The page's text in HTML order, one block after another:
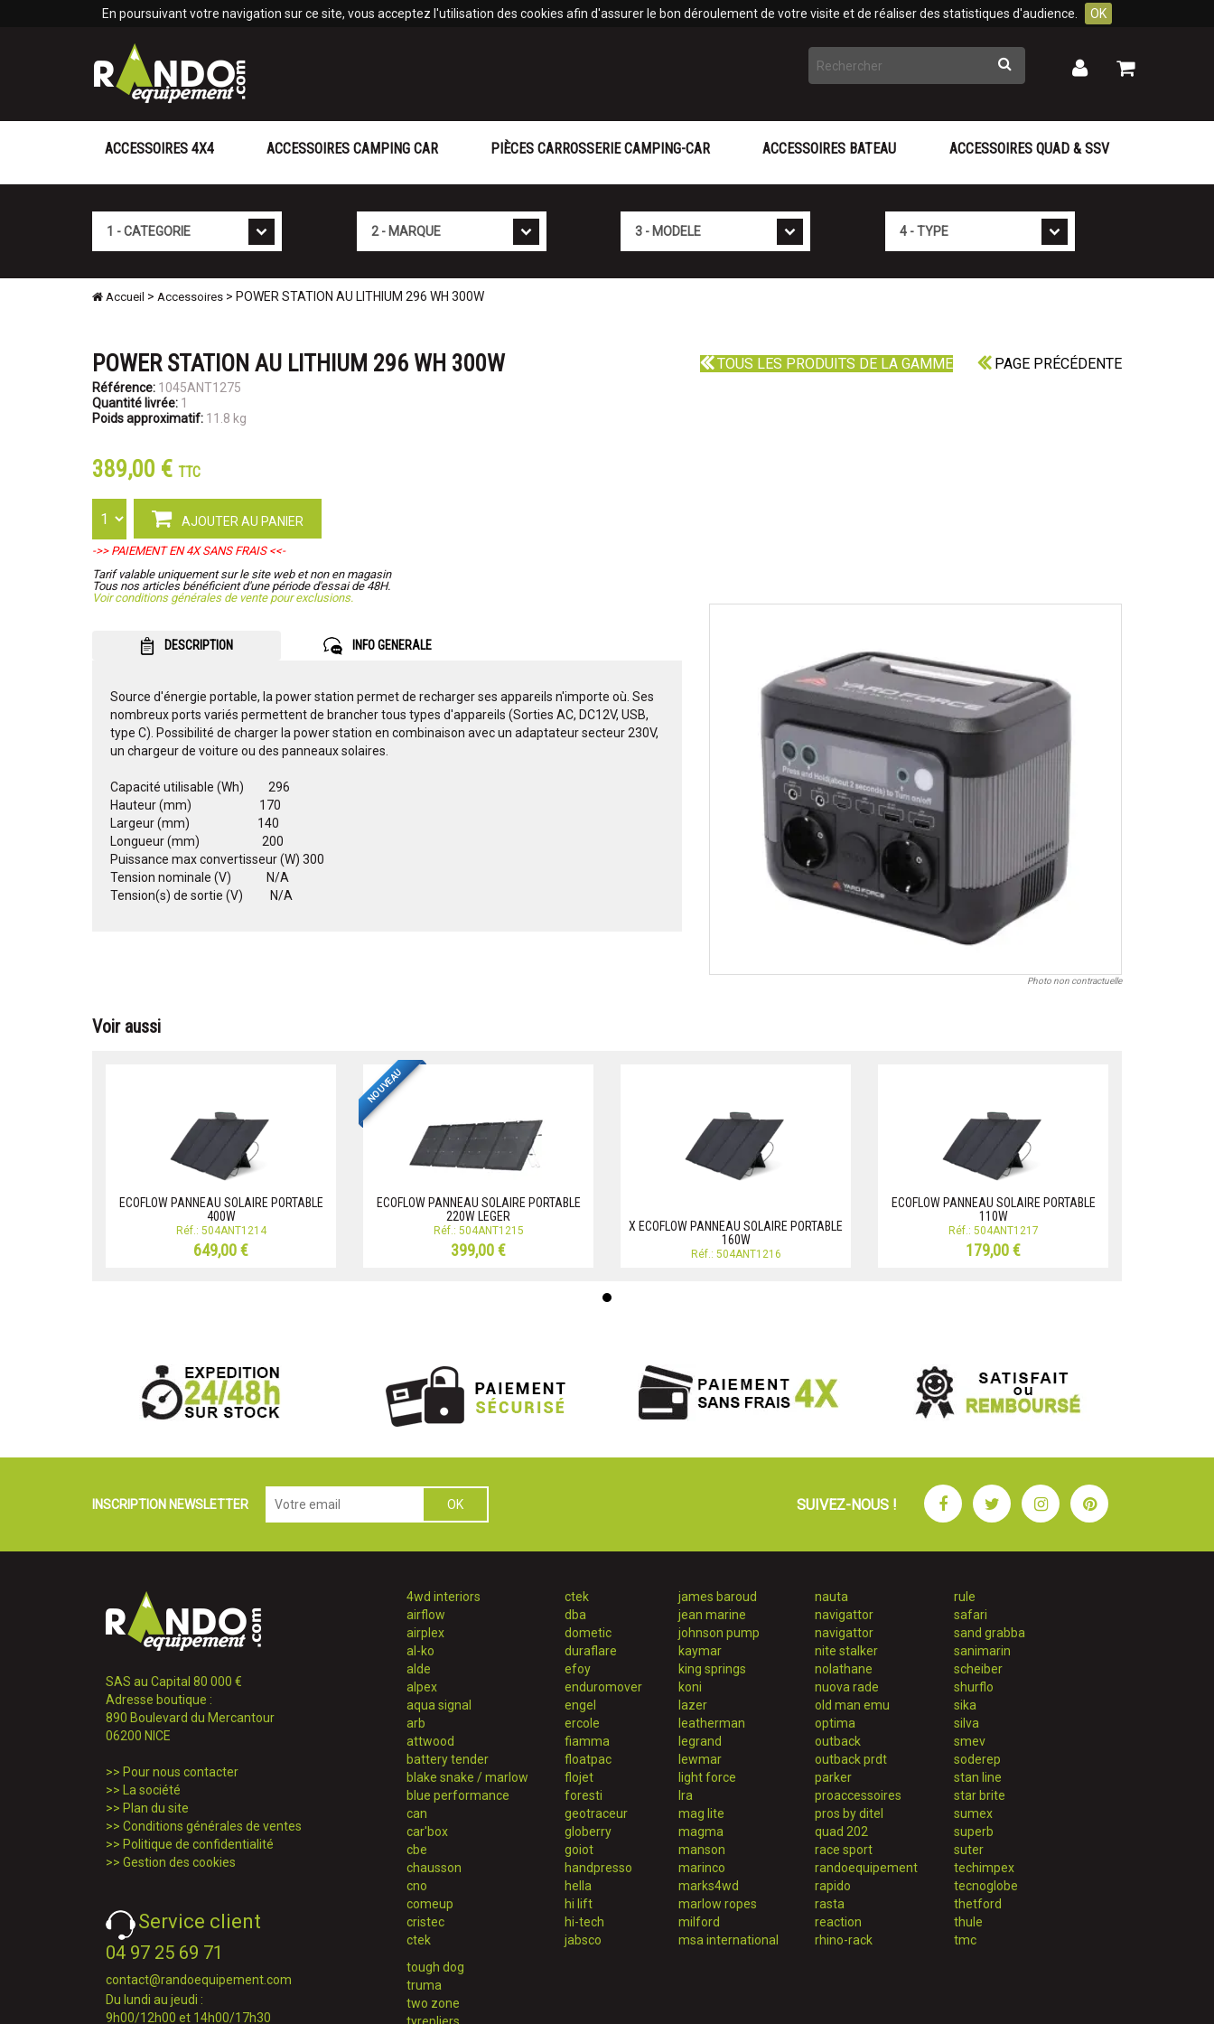
En poursuivant votre navigation sur ce site, vous acceptez l'utilisation des cookies afin d'assurer le bon déroulement de votre visite et de réaliser des statistiques d'audience. OK
Rechercher Mon
Mon
ACCESSOIRES 4X4 ACCESSOIRES CAMPING CAR PIÈCES CARROSSERIE CAMPING-CAR ACCESSOIRES BATEAU ACCESSOIRES QUAD & SSV
Accueil > Accessoires > POWER STATION AU LITHIUM 296 WH 300W
TOUS LES PRODUITS DE LA GAMME PAGE PRÉCÉDENTE
POWER STATION AU LITHIUM 296 WH 300W
Référence: 1045ANT1275
Quantité livrée: 1
Poids approximatif: 11.8 kg
389,00 € TTC
AJOUTER AU PANIER
->> PAIEMENT EN 4X SANS FRAIS <<-
Tarif valable uniquement sur le site web et non en magasin
Tous nos articles bénéficient d'une période d'essai de 48H.
Voir conditions générales de vente pour exclusions.
DESCRIPTION INFO GENERALE
Source d'énergie portable, la power station permet de recharger ses appareils n'importe où. Ses
nombreux ports variés permettent de brancher tous types d'appareils (Sorties AC, DC12V, USB,
type C). Possibilité de charger la power station en combinaison avec un adaptateur secteur 230V,
un chargeur de voiture ou des panneaux solaires.
Capacité utilisable (Wh) 296
Hauteur (mm) 170
Largeur (mm) 140
Longueur (mm) 200
Puissance max convertisseur (W) 300
Tension nominale (V) N/A
Tension(s) de sortie (V) N/A
Photo non contractuelle
Voir aussi
ECOFLOW PANNEAU SOLAIRE PORTABLE
400W
Réf.: 504ANT1214
649,00 €
NOUVEAU
ECOFLOW PANNEAU SOLAIRE PORTABLE
220W LEGER
Réf.: 504ANT1215
399,00 €
X ECOFLOW PANNEAU SOLAIRE PORTABLE
160W
Réf.: 504ANT1216
ECOFLOW PANNEAU SOLAIRE PORTABLE
110W
Réf.: 504ANT1217
179,00 €
INSCRIPTION NEWSLETTER SUIVEZ-NOUS ! FacebookTwitterInstagramPinterest
SAS au Capital 80 000 €
Adresse boutique :
890 Boulevard du Mercantour
06200 NICE
>> Pour nous contacter
>> La société
>> Plan du site
>> Conditions générales de ventes
>> Politique de confidentialité
>> Gestion des cookies
Service client
04 97 25 69 71
contact@randoequipement.com
Du lundi au jeudi :
9h00/12h00 et 14h00/17h30
4wd interiors
airflow
airplex
al-ko
alde
alpex
aqua signal
arb
attwood
battery tender
blake snake / marlow
blue performance
can
car'box
cbe
chausson
cno
comeup
cristec
ctek
ctek
dba
dometic
duraflare
efoy
enduromover
engel
ercole
fiamma
floatpac
flojet
foresti
geotraceur
globerry
goiot
handpresso
hella
hi lift
hi-tech
jabsco
james baroud
jean marine
johnson pump
kaymar
king springs
koni
lazer
leatherman
legrand
lewmar
light force
lra
mag lite
magma
manson
marinco
marks4wd
marlow ropes
milford
msa international
nauta
navigattor
navigattor
nite stalker
nolathane
nuova rade
old man emu
optima
outback
outback prdt
parker
proaccessoires
pros by ditel
quad 202
race sport
randoequipement
rapido
rasta
reaction
rhino-rack
rule
safari
sand grabba
sanimarin
scheiber
shurflo
sika
silva
smev
soderep
stan line
star brite
sumex
superb
suter
techimpex
tecnoglobe
thetford
thule
tmc
tough dog
truma
two zone
Panneau de gestion des cookies